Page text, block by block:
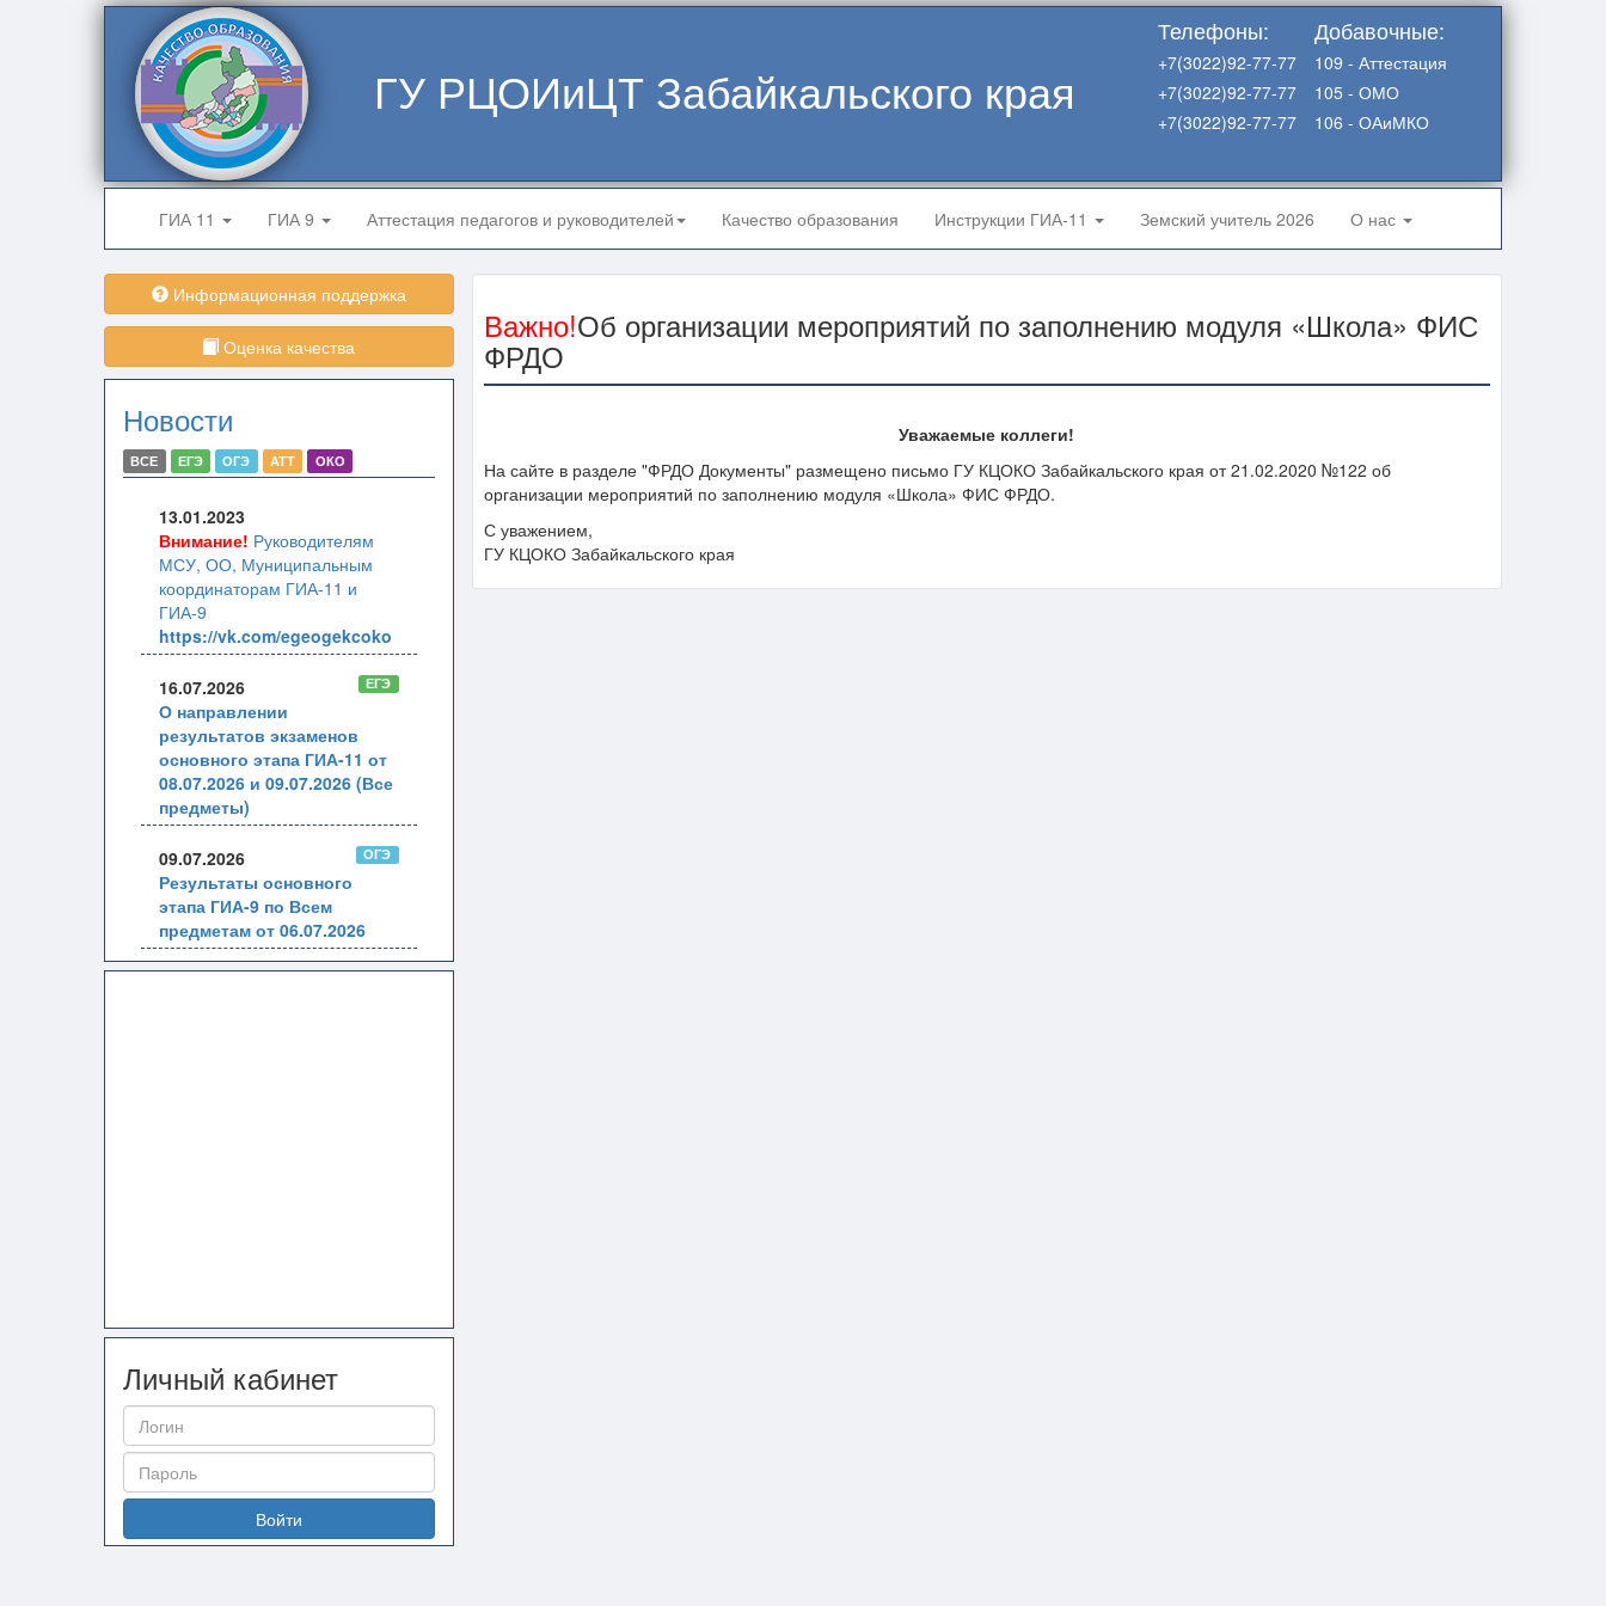
ГУ РЦОИиЦТ Забайкальского края
Добавочные:
109 - Аттестация
105 - ОМО
106 - ОАиМКО
Телефоны:
+7(3022)92-77-77
+7(3022)92-77-77
+7(3022)92-77-77
ГИА 11 ГИА 9 Аттестация педагогов и руководителей Качество образования Инструкции ГИА-11 Земский учитель 2026 О нас
Информационная поддержка
Оценка качества
Новости
ВСЕ ЕГЭ ОГЭ АТТ ОКО
13.01.2023
Внимание! Руководителям
МСУ, ОО, Муниципальным
координаторам ГИА-11 и
ГИА-9
https://vk.com/egeogekcoko
16.07.2026 ЕГЭ
О направлении
результатов экзаменов
основного этапа ГИА-11 от
08.07.2026 и 09.07.2026 (Все
предметы)
09.07.2026 ОГЭ
Результаты основного
этапа ГИА-9 по Всем
предметам от 06.07.2026
Личный кабинет
Войти
Важно!Об организации мероприятий по заполнению модуля «Школа» ФИС
ФРДО
Уважаемые коллеги!
На сайте в разделе "ФРДО Документы" размещено письмо ГУ КЦОКО Забайкальского края от 21.02.2020 №122 об
организации мероприятий по заполнению модуля «Школа» ФИС ФРДО.
С уважением,
ГУ КЦОКО Забайкальского края